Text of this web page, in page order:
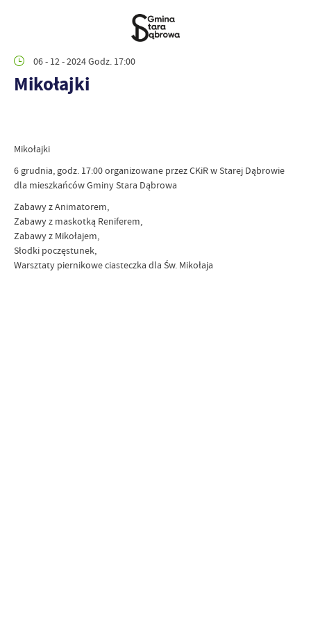
06 - 12 - 2024 Godz. 17:00
Mikołajki
Mikołajki
6 grudnia, godz. 17:00 organizowane przez CKiR w Starej Dąbrowie
dla mieszkańców Gminy Stara Dąbrowa
Zabawy z Animatorem,
Zabawy z maskotką Reniferem,
Zabawy z Mikołajem,
Słodki poczęstunek,
Warsztaty piernikowe ciasteczka dla Św. Mikołaja